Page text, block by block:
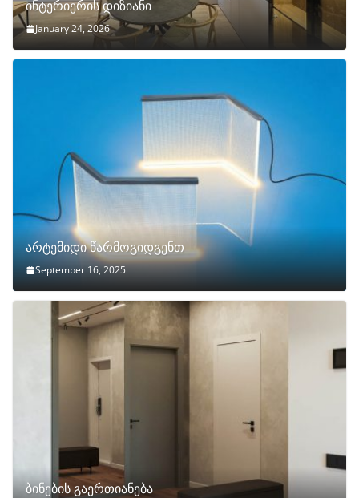
ინტერიერის დიზიანი
January 24, 2026
არტემიდი წარმოგიდგენთ
September 16, 2025
ბინების გაერთიანება